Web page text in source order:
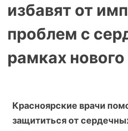
избавят от
проблем с
рамках
Красноярские врачи
защититься от